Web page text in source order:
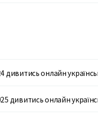
дивитись онлайн
дивитись онлайн